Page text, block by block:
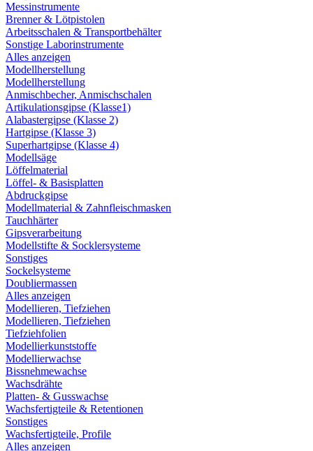
Messinstrumente
Brenner & Lötpistolen
Arbeitsschalen & Transportbehälter
Sonstige Laborinstrumente
Alles anzeigen
Modellherstellung
Modellherstellung
Anmischbecher, Anmischschalen
Artikulationsgipse (Klasse1)
Alabastergipse (Klasse 2)
Hartgipse (Klasse 3)
Superhartgipse (Klasse 4)
Modellsäge
Löffelmaterial
Löffel- & Basisplatten
Abdruckgipse
Modellmaterial & Zahnfleischmasken
Tauchhärter
Gipsverarbeitung
Modellstifte & Socklersysteme
Sonstiges
Sockelsysteme
Doubliermassen
Alles anzeigen
Modellieren, Tiefziehen
Modellieren, Tiefziehen
Tiefziehfolien
Modellierkunststoffe
Modellierwachse
Bissnehmewachse
Wachsdrähte
Platten- & Gusswachse
Wachsfertigteile & Retentionen
Sonstiges
Wachsfertigteile, Profile
Alles anzeigen